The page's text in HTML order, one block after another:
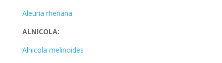
Aleuria rhenana
ALNICOLA:
Alnicola melinoides